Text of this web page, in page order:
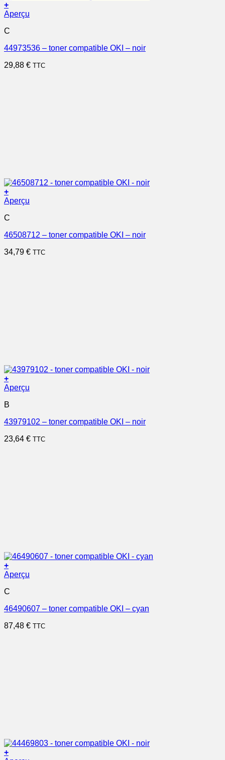
+
Aperçu
C
44973536 – toner compatible OKI – noir
29,88 € TTC
+
Aperçu
C
46508712 – toner compatible OKI – noir
34,79 € TTC
+
Aperçu
B
43979102 – toner compatible OKI – noir
23,64 € TTC
+
Aperçu
C
46490607 – toner compatible OKI – cyan
87,48 € TTC
+